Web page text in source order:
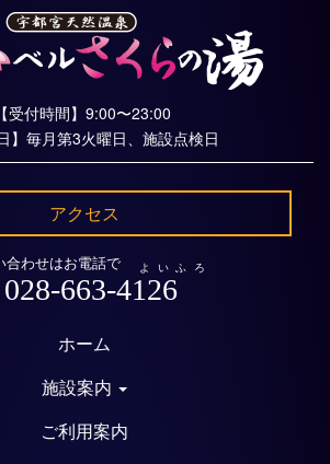
【受付時間】9:00〜23:00
】毎月第3火曜日、施設点検日
アクセス
合わせはお電話で よいふろ
028-663-4126
ホーム
施設案内
ご利用案内